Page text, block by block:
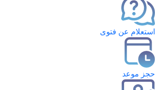
استعلام عن فتوى
حجز موعد